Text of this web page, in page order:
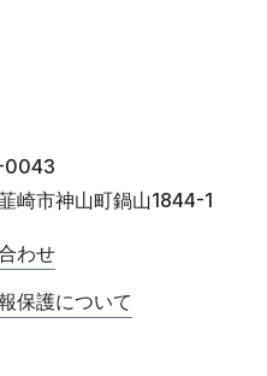
0043
崎市神山町鍋山1844-1
わせ
保護について